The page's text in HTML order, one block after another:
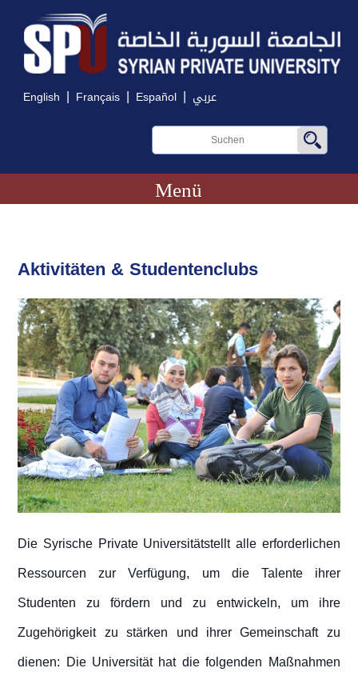
English | Français | Español | عربي
Menü
Aktivitäten & Studentenclubs
Die Syrische Private Universitätstellt alle erforderlichen
Ressourcen zur Verfügung, um die Talente ihrer
Studenten zu fördern und zu entwickeln, um ihre
Zugehörigkeit zu stärken und ihrer Gemeinschaft zu
dienen: Die Universität hat die folgenden Maßnahmen